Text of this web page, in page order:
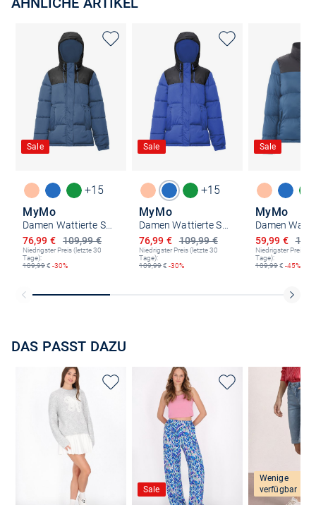
Sale
+15
MyMo
Damen Wattierte Steppjacke
109,99 €
Ermäßigter Preis
76,99 €
Niedrigster Preis (letzte 30
Tage):
109,99€ -30%
Sale
+15
MyMo
109,99 €
Ermäßigter Preis
76,99 €
Niedrigster Preis (letzte 30
Tage):
109,99€ -30%
Sale
MyMo
Ermäßigter
59,99 €
Niedrigster Preis
Tage):
109,99€ -45%
DAS PASST DAZU
Sale
Wenige
verfügbar